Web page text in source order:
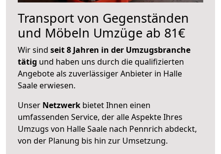
Transport von Gegenständen
und Möbeln Umzüge ab 81€
Wir sind seit 8 Jahren in der Umzugsbranche
tätig und haben uns durch die qualifizierten
Angebote als zuverlässiger Anbieter in Halle
Saale erwiesen.
Unser Netzwerk bietet Ihnen einen
umfassenden Service, der alle Aspekte Ihres
Umzugs von Halle Saale nach Pennrich abdeckt,
von der Planung bis hin zur Umsetzung.